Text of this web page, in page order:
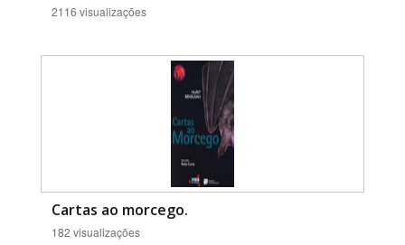
2116 visualizações
Cartas ao morcego.
182 visualizações